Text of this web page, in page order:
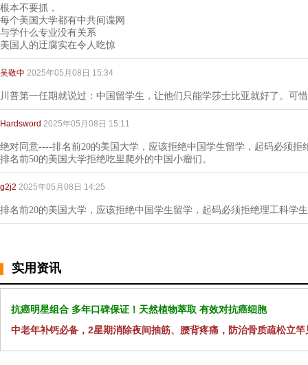
根本不要抓，
每个美国大学都有中共间谍网
与学什么专业没有关系
美国人的迂腐实在令人吃惊
吴敬中 2025年05月08日 15:34
川普第一任期就说过：中国留学生，让他们只能学莎士比亚就好了。可
Hardsword 2025年05月08日 15:11
绝对同意----排名前20的美国大学，应该拒绝中国学生留学，起码必须拒
排名前50的美国大学拒绝吃里爬外的中国小瘤们。
g2j2 2025年05月08日 14:25
排名前20的美国大学，应该拒绝中国学生留学，起码必须拒绝理工科学
实用资讯
抗癌明星组合 多年口碑保证！天然植物萃取 有效对抗癌细胞
中老年补钙必备，2星期消除夜间抽筋、腰背疼痛，防治骨质疏松立竿